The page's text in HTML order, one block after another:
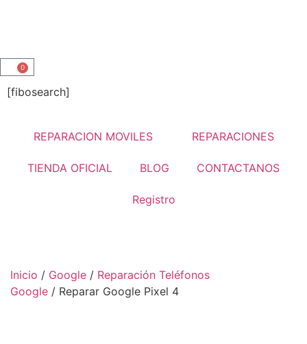
0
[fibosearch]
REPARACION MOVILES REPARACIONES
TIENDA OFICIAL BLOG CONTACTANOS
Registro
Inicio / Google / Reparación Teléfonos
Google / Reparar Google Pixel 4